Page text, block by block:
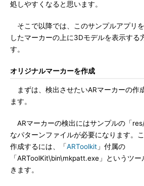
処しやすくなると思います。
そこで以降では、このサンプルアプリ
したマーカーの上に3Dモデルを表示する
す。
オリジナルマーカーを作成
まずは、検出させたいARマーカーの作
ます。
ARマーカーの検出にはサンプルの「
なパターンファイルが必要になります。
作成するには、「ARToolkit 」付属の
「ARToolKit\bin\mkpatt.exe」というツ
きます。